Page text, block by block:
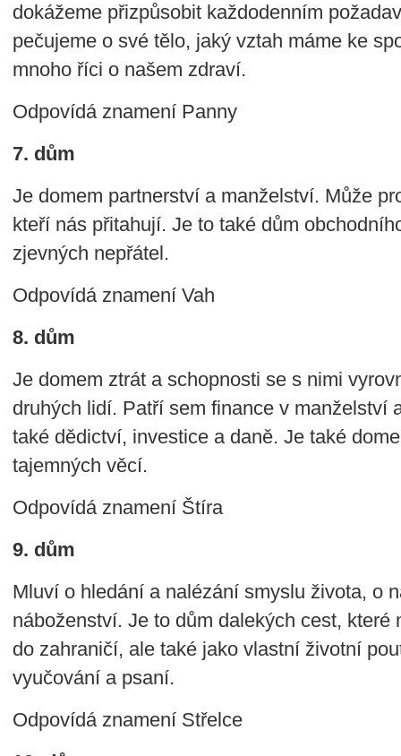
dokážeme přizpůsobit každodenním
pečujeme o své tělo, jaký vztah máme ke
mnoho říci o našem zdraví.
Odpovídá znamení Panny
7. dům
Je domem partnerství a manželství. Může
kteří nás přitahují. Je to také dům
zjevných nepřátel.
Odpovídá znamení Vah
8. dům
Je domem ztrát a schopnosti se s nimi
druhých lidí. Patří sem finance v manželství
také dědictví, investice a daně. Je také
tajemných věcí.
Odpovídá znamení Štíra
9. dům
Mluví o hledání a nalézání smyslu života, o
náboženství. Je to dům dalekých cest, které
do zahraničí, ale také jako vlastní životní
vyučování a psaní.
Odpovídá znamení Střelce